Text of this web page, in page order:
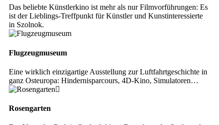
Das beliebte Künstlerkino ist mehr als nur Filmvorführungen: Es
ist der Lieblings-Treffpunkt für Künstler und Kunstinteressierte
in Szolnok.
Flugzeugmuseum
Eine wirklich einzigartige Ausstellung zur Luftfahrtgeschichte in
ganz Osteuropa: Hindernisparcours, 4D-Kino, Simulatoren…
Rosengarten